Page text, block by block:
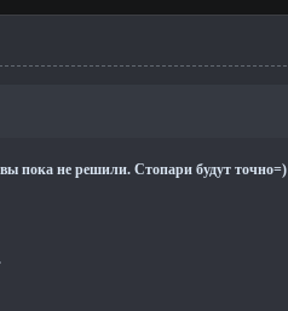
пока не решили. Стопари будут точно=)